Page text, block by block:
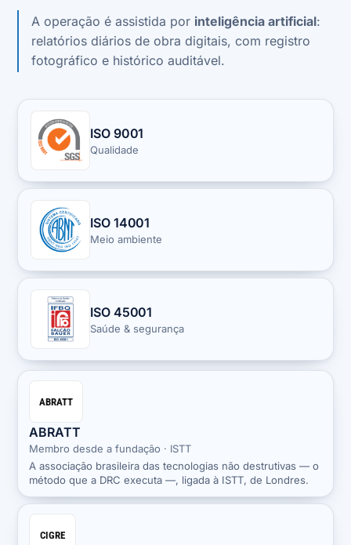
A operação é assistida por inteligência artificial:
relatórios diários de obra digitais, com registro
fotográfico e histórico auditável.
SEDE PRÓPRIA
20.000 m² em Guarulhos
ISO 9001
Qualidade
ISO 14001
Meio ambiente
ISO 45001
Saúde & segurança
ABRATT
ABRATT
Membro desde a fundação · ISTT
A associação brasileira das tecnologias não destrutivas — o
método que a DRC executa —, ligada à ISTT, de Londres.
CIGRE